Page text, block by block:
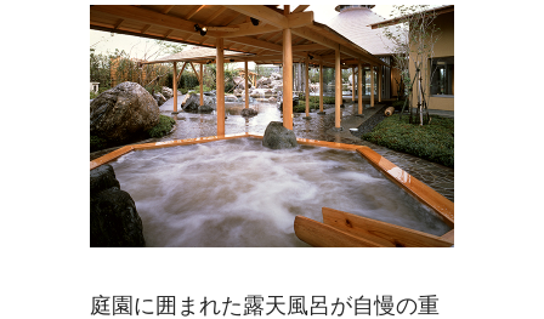
庭園に囲まれた露天風呂が自慢の重